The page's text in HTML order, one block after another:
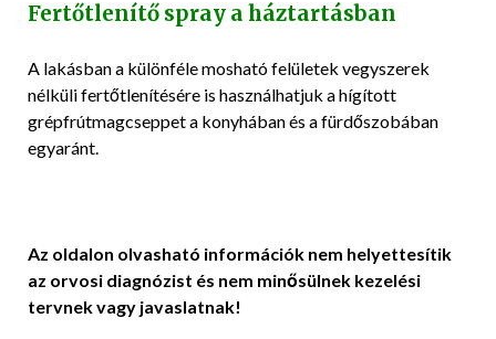
Fertőtlenítő spray a háztartásban
A lakásban a különféle mosható felületek vegyszerek
nélküli fertőtlenítésére is használhatjuk a hígított
grépfrútmagcseppet a konyhában és a fürdőszobában
egyaránt.
Az oldalon olvasható információk nem helyettesítik
az orvosi diagnózist és nem minősülnek kezelési
tervnek vagy javaslatnak!